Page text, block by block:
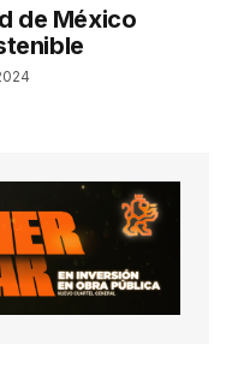
de México